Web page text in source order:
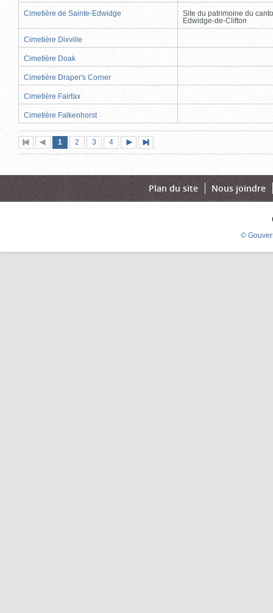
Cimetière de Sainte-Edwidge
Site du patrimoine du
Edwidge-de-Clifton
Cimetière Dixville
Cimetière Doak
Cimetière Draper's Corner
Cimetière Fairfax
Cimetière Falkenhorst
Première
page
Page
précédente
Page
1 (page
actuelle)
Page
2 Page
3 Page
4
suivante
page
Plan du site Nous joindre
©